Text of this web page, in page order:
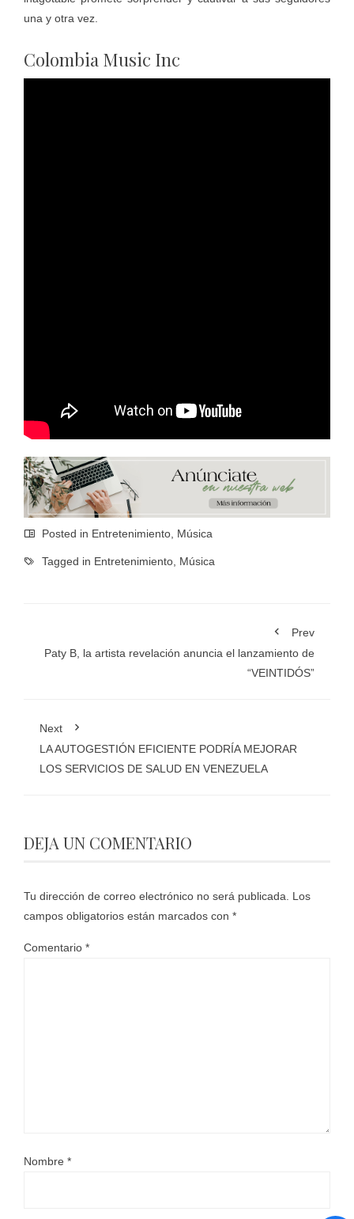
una y otra vez.
Colombia Music Inc
Posted in Entretenimiento, Música
Tagged in Entretenimiento, Música
Prev
Paty B, la artista revelación anuncia el lanzamiento de
“VEINTIDÓS”
Next
LA AUTOGESTIÓN EFICIENTE PODRÍA MEJORAR
LOS SERVICIOS DE SALUD EN VENEZUELA
DEJA UN COMENTARIO
Tu dirección de correo electrónico no será publicada. Los
campos obligatorios están marcados con *
Comentario *
Nombre *